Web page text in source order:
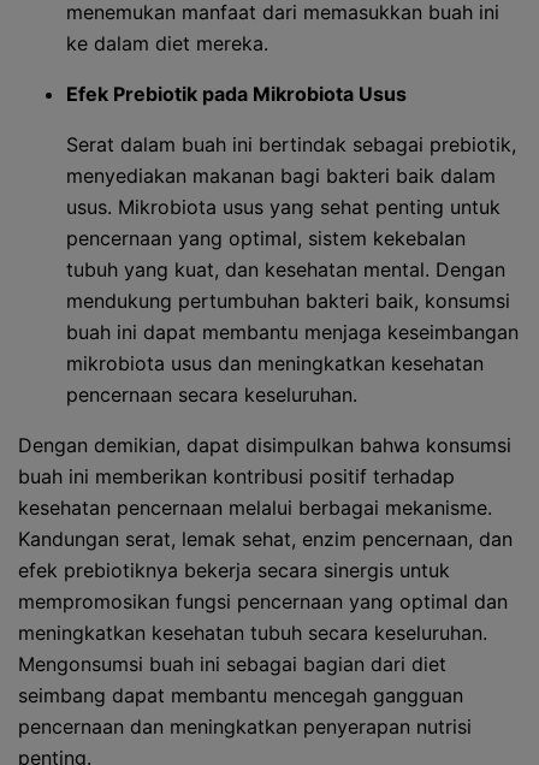
menemukan manfaat dari memasukkan buah ini
ke dalam diet mereka.
Efek Prebiotik pada Mikrobiota Usus
Serat dalam buah ini bertindak sebagai prebiotik,
menyediakan makanan bagi bakteri baik dalam
usus. Mikrobiota usus yang sehat penting untuk
pencernaan yang optimal, sistem kekebalan
tubuh yang kuat, dan kesehatan mental. Dengan
mendukung pertumbuhan bakteri baik, konsumsi
buah ini dapat membantu menjaga keseimbangan
mikrobiota usus dan meningkatkan kesehatan
pencernaan secara keseluruhan.
Dengan demikian, dapat disimpulkan bahwa konsumsi
buah ini memberikan kontribusi positif terhadap
kesehatan pencernaan melalui berbagai mekanisme.
Kandungan serat, lemak sehat, enzim pencernaan, dan
efek prebiotiknya bekerja secara sinergis untuk
mempromosikan fungsi pencernaan yang optimal dan
meningkatkan kesehatan tubuh secara keseluruhan.
Mengonsumsi buah ini sebagai bagian dari diet
seimbang dapat membantu mencegah gangguan
pencernaan dan meningkatkan penyerapan nutrisi
penting.